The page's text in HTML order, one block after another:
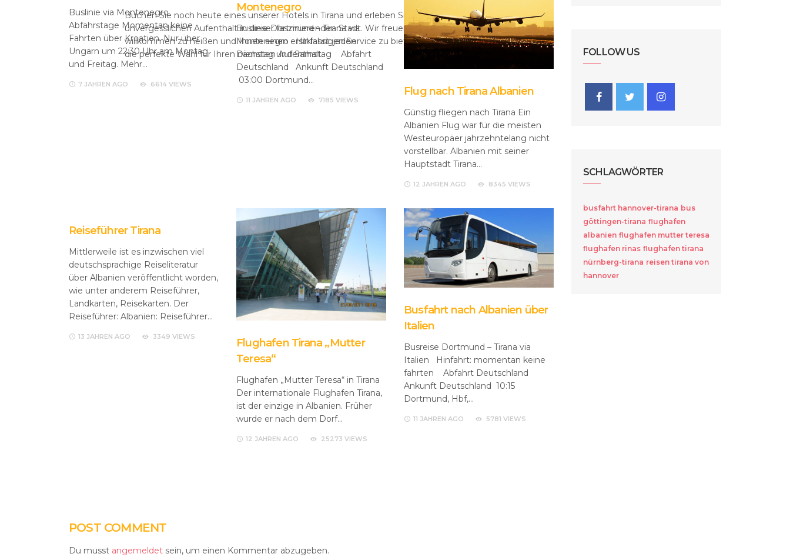
Buchen Sie noch heute eines unserer Hotels in Tirana und erleben Sie einen
unvergesslichen Aufenthalt in dieser faszinierenden Stadt. Wir freuen uns darauf, Sie
willkommen zu heißen und Ihnen einen erstklassigen Service zu bieten. Hotels in Tirana –
die perfekte Wahl für Ihren nächsten Aufenthalt.
Buslinie via Montenegro
Abfahrstage Momentan keine
Fahrten über Kroatien. Nur über
Ungarn um 22:30 Uhr am Montag
und Freitag. Mehr…
7 JAHREN AGO 6614 VIEWS
Montenegro
Buslinie Dortmund – Tirana via
Montenegro Hinfahrt: jeden
Dienstag und Samstag Abfahrt
Deutschland Ankunft Deutschland
03:00 Dortmund…
11 JAHREN AGO 7185 VIEWS
Flug nach Tirana Albanien
Günstig fliegen nach Tirana Ein
Albanien Flug war für die meisten
Westeuropäer jahrzehntelang nicht
vorstellbar. Albanien mit seiner
Hauptstadt Tirana…
12 JAHREN AGO 8345 VIEWS
Reiseführer Tirana
Mittlerweile ist es inzwischen viel
deutschsprachige Reiseliteratur
über Albanien veröffentlicht worden,
wie unter anderem Reiseführer,
Landkarten, Reisekarten. Der
Reiseführer: Albanien: Reiseführer…
13 JAHREN AGO 3349 VIEWS
Flughafen Tirana „Mutter
Teresa“
Flughafen „Mutter Teresa“ in Tirana
Der internationale Flughafen Tirana,
ist der einzige in Albanien. Früher
wurde er nach dem Dorf…
12 JAHREN AGO 25273 VIEWS
Busfahrt nach Albanien über
Italien
Busreise Dortmund – Tirana via
Italien Hinfahrt: momentan keine
fahrten Abfahrt Deutschland
Ankunft Deutschland 10:15
Dortmund, Hbf,…
11 JAHREN AGO 5781 VIEWS
POST COMMENT
Du musst angemeldet sein, um einen Kommentar abzugeben.
FOLLOW US
SCHLAGWÖRTER
busfahrt hannover-tirana bus
göttingen-tirana flughafen
albanien flughafen mutter teresa
flughafen rinas flughafen tirana
nürnberg-tirana reisen tirana von
hannover